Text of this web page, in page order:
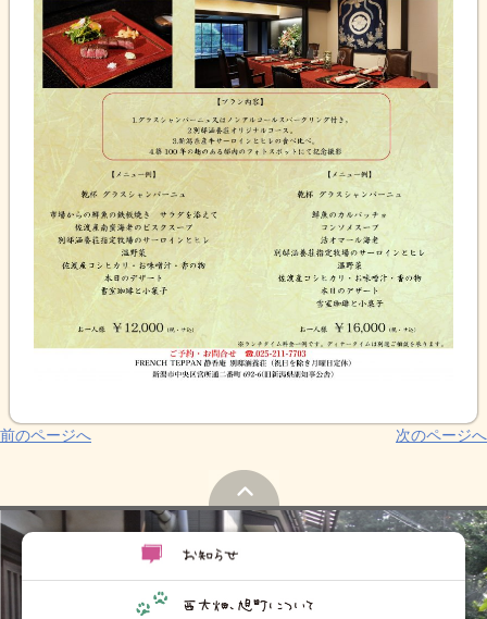
前のページへ 次のページへ